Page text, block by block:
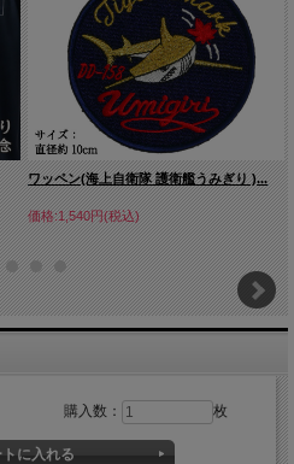
ワッペン(海上自衛隊 護衛艦うみぎり )...
価格:1,540円(税込)
購入数： 枚